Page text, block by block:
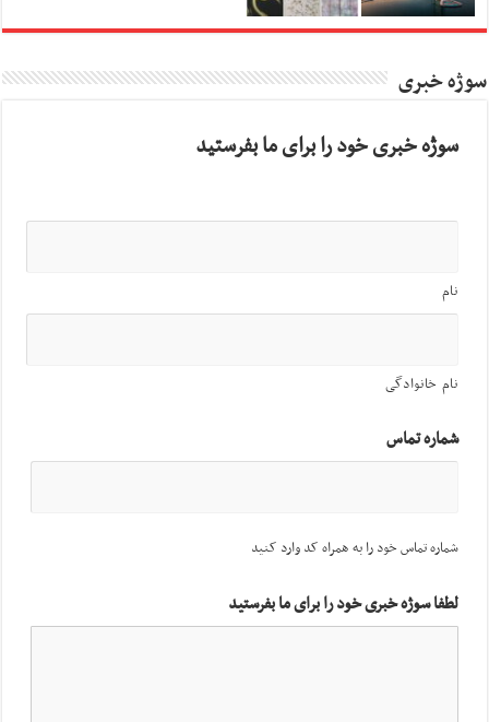
سوژه خبری
سوژه خبری خود را برای ما بفرستید
نام
نام خانوادگی
شماره تماس
شماره تماس خود را به همراه کد وارد کنید
لطفا سوژه خبری خود را برای ما بفرستید